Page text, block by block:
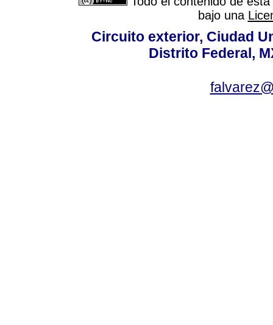
bajo una
Circuito exterior, Ciudad
Distrito Federal,